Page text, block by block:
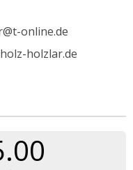
online.de
holzlar.de